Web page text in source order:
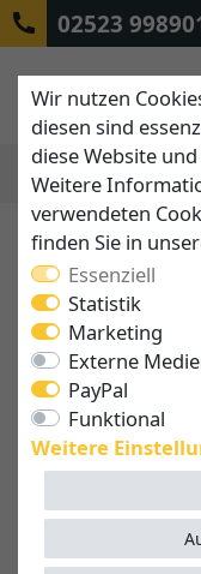
02523
Wir nutzen
diesen sind
diese Website
Weitere
verwendeten
finden Sie in
Essenziell
Statistik
Marketing
Externe
PayPal
Funktional
Weitere